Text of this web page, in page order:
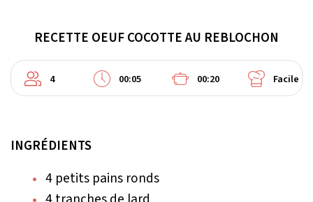
RECETTE OEUF COCOTTE AU REBLOCHON
4 00:05 00:20 Facile
INGRÉDIENTS
4 petits pains ronds